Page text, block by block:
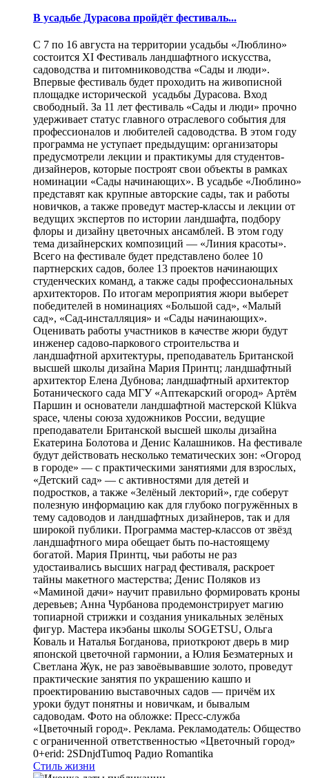
В усадьбе Дурасова пройдёт фестиваль...
С 7 по 16 августа на территории усадьбы «Люблино»
состоится XI Фестиваль ландшафтного искусства,
садоводства и питомниководства «Сады и люди».
Впервые фестиваль будет проходить на живописной
площадке исторической усадьбы Дурасова. Вход
свободный. За 11 лет фестиваль «Сады и люди» прочно
удерживает статус главного отраслевого события для
профессионалов и любителей садоводства. В этом году
программа не уступает предыдущим: организаторы
предусмотрели лекции и практикумы для студентов-
дизайнеров, которые построят свои объекты в рамках
номинации «Сады начинающих». В усадьбе «Люблино»
представят как крупные авторские сады, так и работы
новичков, а также проведут мастер-классы и лекции от
ведущих экспертов по истории ландшафта, подбору
флоры и дизайну цветочных ансамблей. В этом году
тема дизайнерских композиций — «Линия красоты».
Всего на фестивале будет представлено более 10
партнерских садов, более 13 проектов начинающих
студенческих команд, а также сады профессиональных
архитекторов. По итогам мероприятия жюри выберет
победителей в номинациях «Большой сад», «Малый
сад», «Сад-инсталляция» и «Сады начинающих».
Оценивать работы участников в качестве жюри будут
инженер садово-паркового строительства и
ландшафтной архитектуры, преподаватель Британской
высшей школы дизайна Мария Принтц; ландшафтный
архитектор Елена Дубнова; ландшафтный архитектор
Ботанического сада МГУ «Аптекарский огород» Артём
Паршин и основатели ландшафтной мастерской Klükva
space, члены союза художников России, ведущие
преподаватели Британской высшей школы дизайна
Екатерина Болотова и Денис Калашников. На фестивале
будут действовать несколько тематических зон: «Огород
в городе» — с практическими занятиями для взрослых,
«Детский сад» — с активностями для детей и
подростков, а также «Зелёный лекторий», где соберут
полезную информацию как для глубоко погружённых в
тему садоводов и ландшафтных дизайнеров, так и для
широкой публики. Программа мастер-классов от звёзд
ландшафтного мира обещает быть по-настоящему
богатой. Мария Принтц, чьи работы не раз
удостаивались высших наград фестиваля, раскроет
тайны макетного мастерства; Денис Поляков из
«Маминой дачи» научит правильно формировать кроны
деревьев; Анна Чурбанова продемонстрирует магию
топиарной стрижки и создания уникальных зелёных
фигур. Мастера икэбаны школы SOGETSU, Ольга
Коваль и Наталья Богданова, приоткроют дверь в мир
японской цветочной гармонии, а Юлия Безматерных и
Светлана Жук, не раз завоёвывавшие золото, проведут
практические занятия по украшению кашпо и
проектированию выставочных садов — причём их
уроки будут понятны и новичкам, и бывалым
садоводам. Фото на обложке: Пресс-служба
«Цветочный город». Реклама. Рекламодатель: Общество
с ограниченной ответственностью «Цветочный город»
0+erid: 2SDnjdTumoq Радио Romantika
Стиль жизни